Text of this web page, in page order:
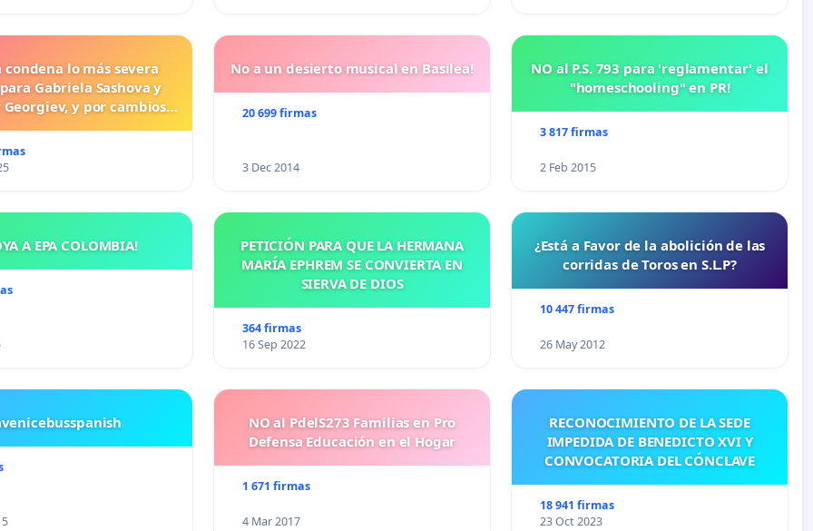
condena lo más severa
Gabriela Sashova y
y por cambios
para los crímenes
contra los animales.
No a un desierto musical en Basilea!
20 699 firmas
3 Dec 2014
NO al P.S. 793 para 'reglamentar' el
"homeschooling" en PR!
3 817 firmas
2 Feb 2015
A EPA COLOMBIA!
PETICIÓN PARA QUE LA HERMANA
MARÍA EPHREM SE CONVIERTA EN
SIERVA DE DIOS
364 firmas
16 Sep 2022
¿Está a Favor de la abolición de las
corridas de Toros en S.L.P?
10 447 firmas
26 May 2012
NO al PdelS273 Familias en Pro
Defensa Educación en el Hogar
1 671 firmas
4 Mar 2017
RECONOCIMIENTO DE LA SEDE
IMPEDIDA DE BENEDICTO XVI Y
CONVOCATORIA DEL CÓNCLAVE
18 941 firmas
23 Oct 2023